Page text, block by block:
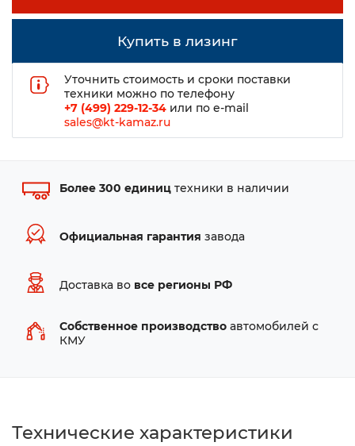
Купить в лизинг
Уточнить стоимость и сроки поставки
техники можно по телефону
+7 (499) 229-12-34 или по e-mail
sales@kt-kamaz.ru
Более 300 единиц техники в наличии
Официальная гарантия завода
Доставка во все регионы РФ
Собственное производство автомобилей с
КМУ
Технические характеристики